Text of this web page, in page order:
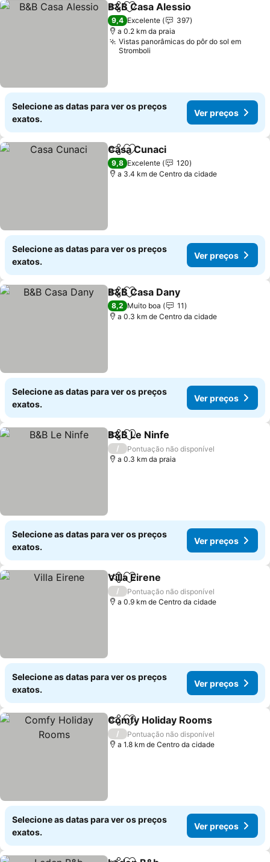
PartilharAdicionar aos favoritos
B&B Casa Alessio
9,4 Excelente
397
a 0.2 km da praia
Vistas panorâmicas do pôr do sol em
Stromboli
Selecione as datas para ver os preços
exatos.
Ver preços
PartilharAdicionar aos favoritos
Casa Cunaci
9,8 Excelente
120
a 3.4 km de Centro da cidade
Selecione as datas para ver os preços
exatos.
Ver preços
PartilharAdicionar aos favoritos
B&B Casa Dany
8,2 Muito boa
11
a 0.3 km de Centro da cidade
Selecione as datas para ver os preços
exatos.
Ver preços
PartilharAdicionar aos favoritos
B&B Le Ninfe
/
Pontuação não disponível
a 0.3 km da praia
Selecione as datas para ver os preços
exatos.
Ver preços
PartilharAdicionar aos favoritos
Villa Eirene
/
Pontuação não disponível
a 0.9 km de Centro da cidade
Selecione as datas para ver os preços
exatos.
Ver preços
PartilharAdicionar aos favoritos
Comfy Holiday Rooms
/
Pontuação não disponível
a 1.8 km de Centro da cidade
Selecione as datas para ver os preços
exatos.
Ver preços